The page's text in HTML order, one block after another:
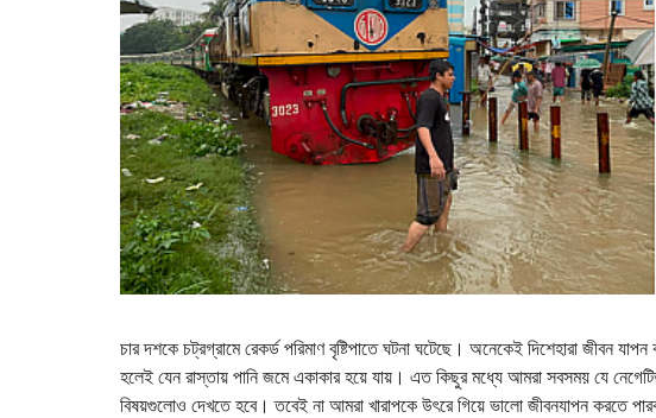
চার দশকে চট্রগ্রামে রেকর্ড পরিমাণ বৃষ্টিপাতে ঘটনা ঘটেছে। অনেকেই দিশেহারা জীবন
হলেই যেন রাস্তায় পানি জমে একাকার হয়ে যায়। এত কিছুর মধ্যে আমরা সবসময় যে
বিষয়গুলোও দেখতে হবে। তবেই না আমরা খারাপকে উৎরে গিয়ে ভালো জীবনযাপন করতে